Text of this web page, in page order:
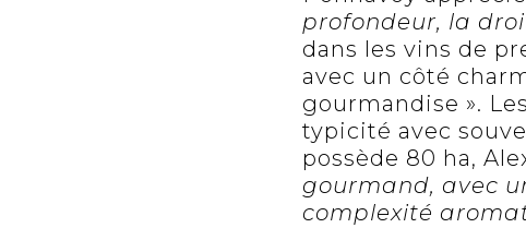
profondeur, la
dans les vins de
avec un côté
gourmandise ».
typicité avec
possède 80 ha,
gourmand, avec
complexité